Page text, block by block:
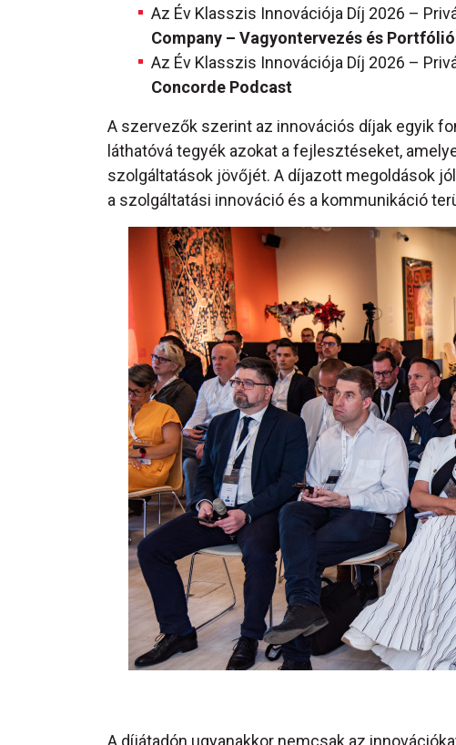
Az Év Klasszis Innovációja Díj 2026 –
Company – Vagyontervezés és
Az Év Klasszis Innovációja Díj 2026 –
Concorde Podcast
A szervezők szerint az innovációs díjak egyik
láthatóvá tegyék azokat a fejlesztéseket,
szolgáltatások jövőjét. A díjazott megoldások
a szolgáltatási innováció és a kommunikáció
A díjátadón ugyanakkor nemcsak az